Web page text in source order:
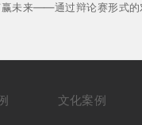
未来——通过辩论赛形式的
文化案例